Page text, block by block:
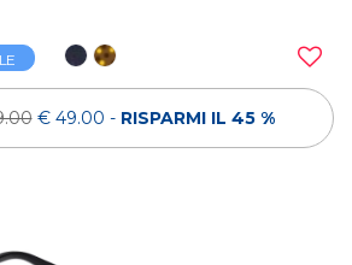
€ 49.00 - RISPARMI IL 45 %